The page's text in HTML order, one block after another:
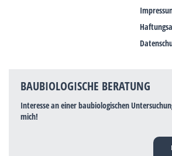
BAUBIOLOGISCHE BERATUNG
Interesse an einer baubiologischen
mich!